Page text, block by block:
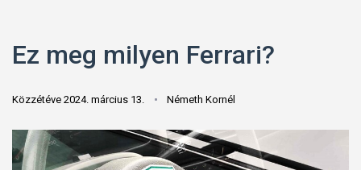
Ez meg milyen Ferrari?
Közzétéve 2024. március 13. Németh Kornél